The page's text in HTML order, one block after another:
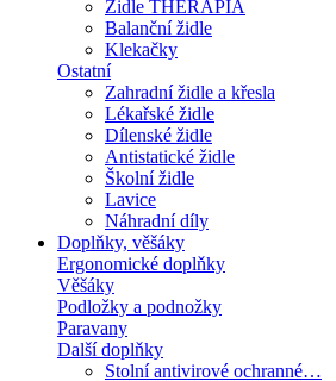
Židle THERAPIA
Balanční židle
Klekačky
Ostatní
Zahradní židle a křesla
Lékařské židle
Dílenské židle
Antistatické židle
Školní židle
Lavice
Náhradní díly
Doplňky, věšáky
Ergonomické doplňky
Věšáky
Podložky a podnožky
Paravany
Další doplňky
Stolní antivirové ochranné…